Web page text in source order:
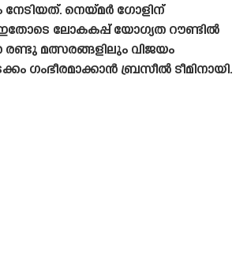
നേടിയത്. നെയ്‌മർ ഗോളിന്
ലോകകപ്പ് യോഗ്യത റൗണ്ടിൽ
മത്സരങ്ങളിലും വിജയം
ഗംഭീരമാക്കാൻ ബ്രസീൽ ടീമിനായി.